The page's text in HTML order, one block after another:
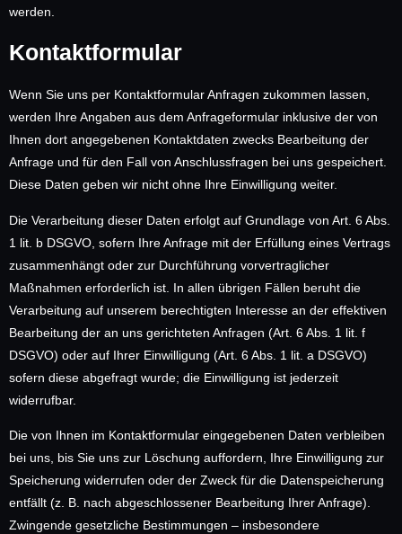
werden.
Kontaktformular
Wenn Sie uns per Kontaktformular Anfragen zukommen lassen,
werden Ihre Angaben aus dem Anfrageformular inklusive der von
Ihnen dort angegebenen Kontaktdaten zwecks Bearbeitung der
Anfrage und für den Fall von Anschlussfragen bei uns gespeichert.
Diese Daten geben wir nicht ohne Ihre Einwilligung weiter.
Die Verarbeitung dieser Daten erfolgt auf Grundlage von Art. 6 Abs.
1 lit. b DSGVO, sofern Ihre Anfrage mit der Erfüllung eines Vertrags
zusammenhängt oder zur Durchführung vorvertraglicher
Maßnahmen erforderlich ist. In allen übrigen Fällen beruht die
Verarbeitung auf unserem berechtigten Interesse an der effektiven
Bearbeitung der an uns gerichteten Anfragen (Art. 6 Abs. 1 lit. f
DSGVO) oder auf Ihrer Einwilligung (Art. 6 Abs. 1 lit. a DSGVO)
sofern diese abgefragt wurde; die Einwilligung ist jederzeit
widerrufbar.
Die von Ihnen im Kontaktformular eingegebenen Daten verbleiben
bei uns, bis Sie uns zur Löschung auffordern, Ihre Einwilligung zur
Speicherung widerrufen oder der Zweck für die Datenspeicherung
entfällt (z. B. nach abgeschlossener Bearbeitung Ihrer Anfrage).
Zwingende gesetzliche Bestimmungen – insbesondere